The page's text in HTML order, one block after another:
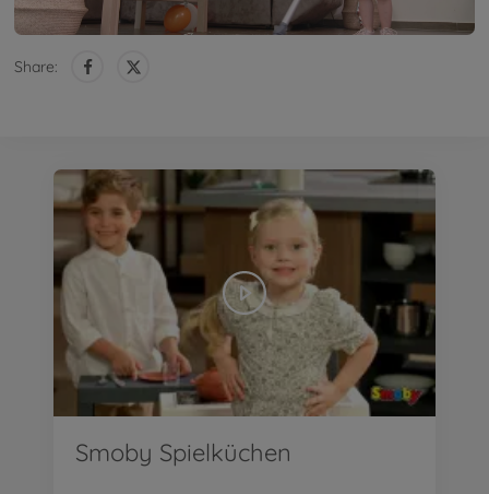
Share:
Smoby Spielküchen